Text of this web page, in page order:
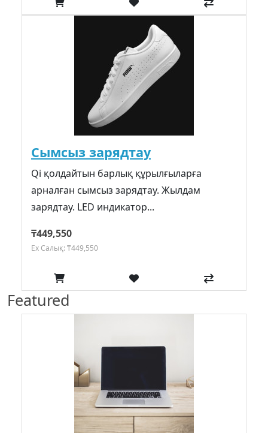
Сымсыз зарядтау
Qi қолдайтын барлық құрылғыларға
арналған сымсыз зарядтау. Жылдам
зарядтау. LED индикатор...
₸449,550
Ex Салық: ₸449,550
Featured